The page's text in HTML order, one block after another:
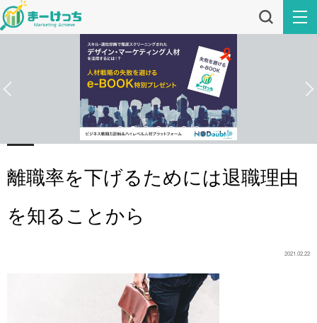
離職率を下げるためには退職理由
を知ることから
2021.02.22